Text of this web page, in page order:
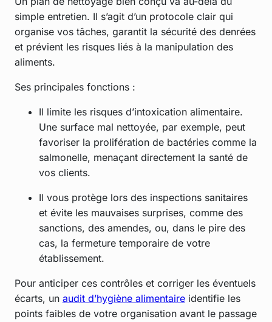
simple entretien. Il s’agit d’un protocole clair qui
organise vos tâches, garantit la sécurité des denrées
et prévient les risques liés à la manipulation des
aliments.
Ses principales fonctions :
Il limite les risques d’intoxication alimentaire.
Une surface mal nettoyée, par exemple, peut
favoriser la prolifération de bactéries comme la
salmonelle, menaçant directement la santé de
vos clients.
Il vous protège lors des inspections sanitaires
et évite les mauvaises surprises, comme des
sanctions, des amendes, ou, dans le pire des
cas, la fermeture temporaire de votre
établissement.
Pour anticiper ces contrôles et corriger les éventuels
écarts, un audit d’hygiène alimentaireidentifie les
points faibles de votre organisation avant le passage